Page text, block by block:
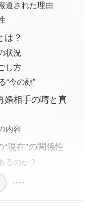
道された理由
は？
状況
し方
“今の顔”
婚相手の噂と真
内容
現在”の関係性
るのか？